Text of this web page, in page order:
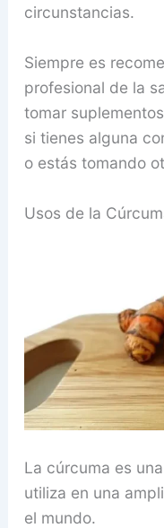
circunstancias.
Siempre es
profesional de la
tomar
si tienes alguna
o estás tomando
Usos de la
La cúrcuma es
utiliza en una
el mundo.